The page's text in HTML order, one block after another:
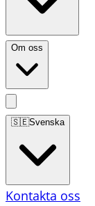
Om oss
🇸🇪Svenska
Kontakta oss